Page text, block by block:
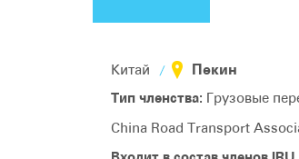
Китай Пекин
Тип членства: Грузовые
China Road Transport